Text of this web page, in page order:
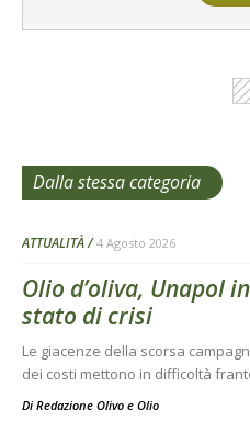
Dalla stessa categoria
ATTUALITÀ 4 Agosto 2026
Olio d’oliva, Unapol
stato di crisi
Le giacenze della scorsa
dei costi mettono in difficoltà
Di Redazione Olivo e Olio